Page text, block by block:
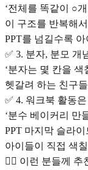
‘전체를 똑같이 ○
이 구조를 반복해
PPT를 넘길수록
✅ 3. 분자, 분모 개
‘분자는 몇 칸을 색
헷갈려 하는 친구
✅ 4. 워크북 활동
‘분수 베이커리 만
PPT 마지막 슬라
아이들이 직접 색
🙋‍♀️ 이런 분들께 추